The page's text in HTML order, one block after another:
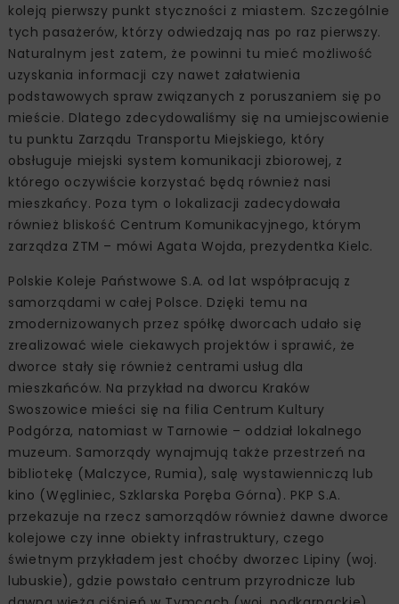
koleją pierwszy punkt styczności z miastem. Szczególnie
tych pasażerów, którzy odwiedzają nas po raz pierwszy.
Naturalnym jest zatem, że powinni tu mieć możliwość
uzyskania informacji czy nawet załatwienia
podstawowych spraw związanych z poruszaniem się po
mieście. Dlatego zdecydowaliśmy się na umiejscowienie
tu punktu Zarządu Transportu Miejskiego, który
obsługuje miejski system komunikacji zbiorowej, z
którego oczywiście korzystać będą również nasi
mieszkańcy. Poza tym o lokalizacji zadecydowała
również bliskość Centrum Komunikacyjnego, którym
zarządza ZTM – mówi Agata Wojda, prezydentka Kielc.
Polskie Koleje Państwowe S.A. od lat współpracują z
samorządami w całej Polsce. Dzięki temu na
zmodernizowanych przez spółkę dworcach udało się
zrealizować wiele ciekawych projektów i sprawić, że
dworce stały się również centrami usług dla
mieszkańców. Na przykład na dworcu Kraków
Swoszowice mieści się na filia Centrum Kultury
Podgórza, natomiast w Tarnowie – oddział lokalnego
muzeum. Samorządy wynajmują także przestrzeń na
bibliotekę (Malczyce, Rumia), salę wystawienniczą lub
kino (Węgliniec, Szklarska Poręba Górna). PKP S.A.
przekazuje na rzecz samorządów również dawne dworce
kolejowe czy inne obiekty infrastruktury, czego
świetnym przykładem jest choćby dworzec Lipiny (woj.
lubuskie), gdzie powstało centrum przyrodnicze lub